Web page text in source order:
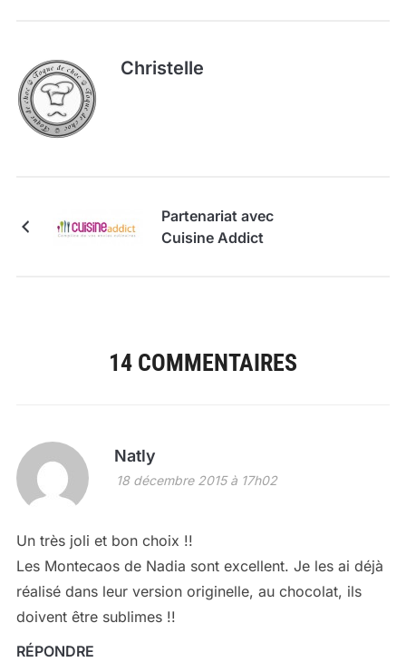
Christelle
Partenariat avec
Cuisine Addict
14 COMMENTAIRES
Natly
18 décembre 2015 à 17h02
Un très joli et bon choix !!
Les Montecaos de Nadia sont excellent. Je les ai déjà
réalisé dans leur version originelle, au chocolat, ils
doivent être sublimes !!
RÉPONDRE